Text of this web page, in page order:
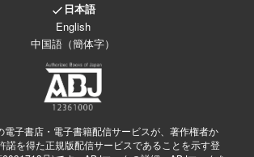
日本語
English
中国語（簡体字）
電子書店・電子書籍配信サービスが、著作権者か
諾を得た正規版配信サービスであることを示す登